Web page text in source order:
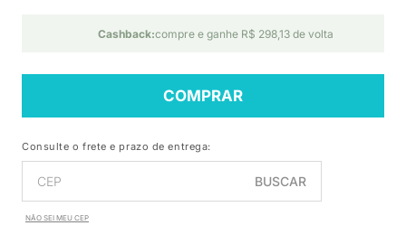
Cashback:compre e ganhe R$ 298,13 de volta
COMPRAR
Consulte o frete e prazo de entrega:
BUSCAR
NÃO SEI MEU CEP